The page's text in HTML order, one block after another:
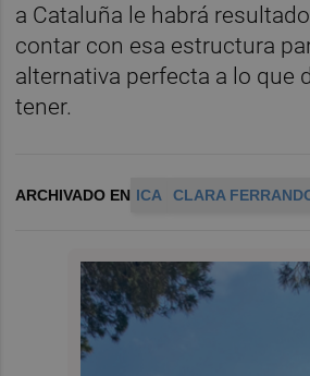
a Cataluña le habrá
contar con esa estructura
alternativa perfecta a lo que
tener.
ARCHIVADO EN ICA CLARA